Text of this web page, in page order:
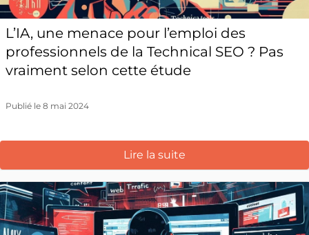
L’IA, une menace pour l’emploi des
professionnels de la Technical SEO ? Pas
vraiment selon cette étude
Publié le 8 mai 2024
Lire la suite